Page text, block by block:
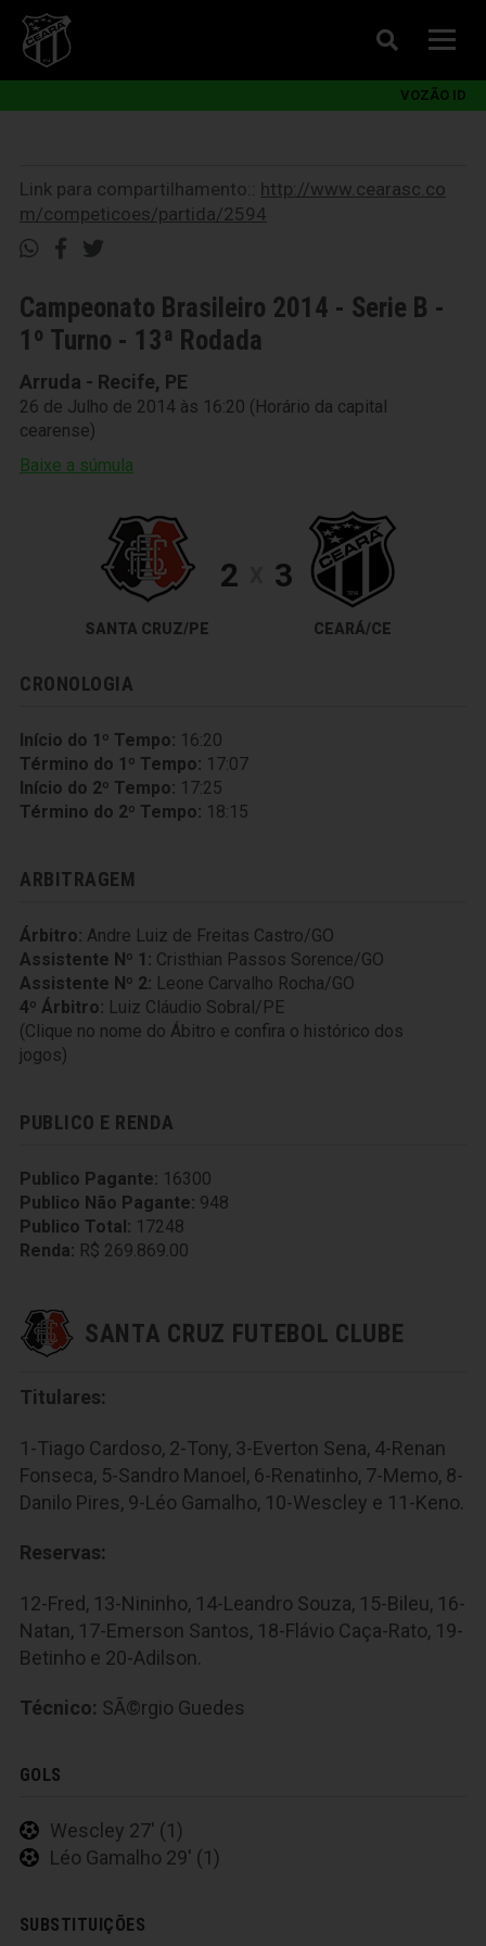
VOZÃO ID
Link para compartilhamento:: http://www.cearasc.co
m/competicoes/partida/2594
Campeonato Brasileiro 2014 - Serie B -
1º Turno - 13ª Rodada
Arruda - Recife, PE
26 de Julho de 2014 às 16:20 (Horário da capital
cearense)
Baixe a súmula
SANTA CRUZ/PE
2 3
CEARÁ/CE
CRONOLOGIA
Início do 1º Tempo: 16:20
Término do 1º Tempo: 17:07
Início do 2º Tempo: 17:25
Término do 2º Tempo: 18:15
ARBITRAGEM
Árbitro: Andre Luiz de Freitas Castro/GO
Assistente Nº 1: Cristhian Passos Sorence/GO
Assistente Nº 2: Leone Carvalho Rocha/GO
4º Árbitro: Luiz Cláudio Sobral/PE
(Clique no nome do Ábitro e confira o histórico dos
jogos)
PUBLICO E RENDA
Publico Pagante: 16300
Publico Não Pagante: 948
Publico Total: 17248
Renda: R$ 269.869.00
SANTA CRUZ FUTEBOL CLUBE
Titulares:
1-Tiago Cardoso, 2-Tony, 3-Everton Sena, 4-Renan
Fonseca, 5-Sandro Manoel, 6-Renatinho, 7-Memo, 8-
Danilo Pires, 9-Léo Gamalho, 10-Wescley e 11-Keno.
Reservas:
12-Fred, 13-Nininho, 14-Leandro Souza, 15-Bileu, 16-
Natan, 17-Emerson Santos, 18-Flávio Caça-Rato, 19-
Betinho e 20-Adilson.
Técnico: SÃ©rgio Guedes
GOLS
Wescley 27' (1)
Léo Gamalho 29' (1)
SUBSTITUIÇÕES